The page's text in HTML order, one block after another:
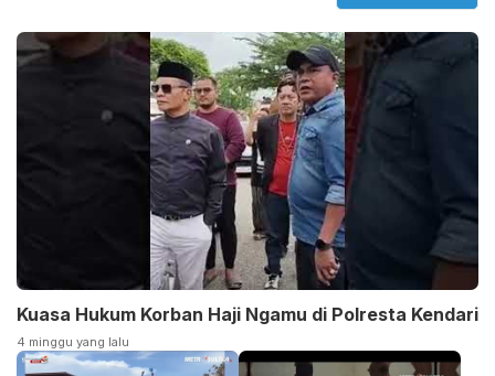
Kuasa Hukum Korban Haji Ngamu di Polresta Kendari
4 minggu yang lalu